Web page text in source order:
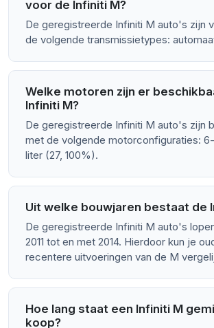
voor de Infiniti M?
De geregistreerde Infiniti M auto's zijn
de volgende transmissietypes:
Welke motoren zijn er
Infiniti M?
De geregistreerde Infiniti M auto's zijn
met de volgende motorconfiguraties:
liter (27, 100%).
Uit welke bouwjaren bestaat de
De geregistreerde Infiniti M auto's
2011 tot en met 2014. Hierdoor kun je
recentere uitvoeringen van de M
Hoe lang staat een Infiniti M
koop?